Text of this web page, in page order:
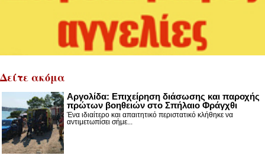
Δείτε ακόμα
Αργολίδα: Επιχείρηση διάσωσης και παροχής
πρώτων βοηθειών στο Σπήλαιο Φράγχθι
Ένα ιδιαίτερο και απαιτητικό περιστατικό κλήθηκε να
αντιμετωπίσει σήμε...